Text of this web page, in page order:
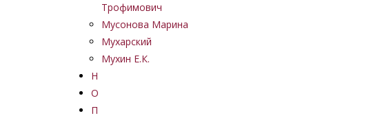
Трофимович
Мусонова Марина
Мухарский
Мухин Е.К.
Н
О
П